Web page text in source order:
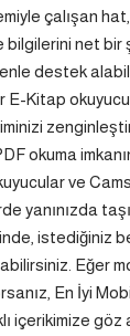
çalışan
net bir
destek
E-Kitap
okuma
ve
yanınızda
istediğiniz
Eğer
En İyi
içerikimize göz